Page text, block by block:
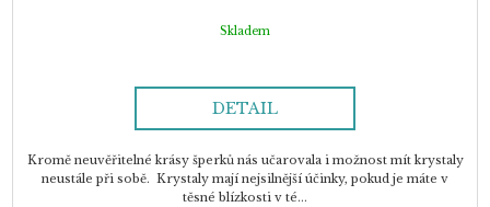
Skladem
DETAIL
Kromě neuvěřitelné krásy šperků nás učarovala i možnost mít krystaly
neustále při sobě. Krystaly mají nejsilnější účinky, pokud je máte v
těsné blízkosti v té...